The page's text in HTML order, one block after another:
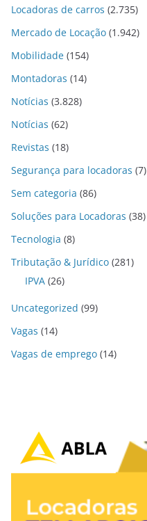
Locadoras de carros (2.735)
Mercado de Locação (1.942)
Mobilidade (154)
Montadoras (14)
Notícias (3.828)
Notícias (62)
Revistas (18)
Segurança para locadoras (7)
Sem categoria (86)
Soluções para Locadoras (38)
Tecnologia (8)
Tributação & Jurídico (281)
IPVA (26)
Uncategorized (99)
Vagas (14)
Vagas de emprego (14)